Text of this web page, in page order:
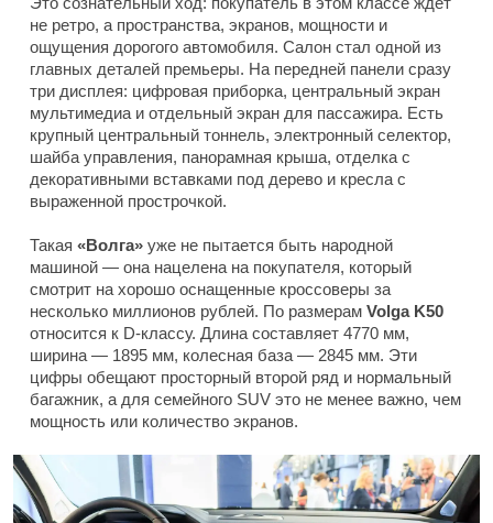
не ретро, а пространства, экранов, мощности и
ощущения дорогого автомобиля. Салон стал одной из
главных деталей премьеры. На передней панели сразу
три дисплея: цифровая приборка, центральный экран
мультимедиа и отдельный экран для пассажира. Есть
крупный центральный тоннель, электронный селектор,
шайба управления, панорамная крыша, отделка с
декоративными вставками под дерево и кресла с
выраженной прострочкой.
Такая «Волга» уже не пытается быть народной
машиной — она нацелена на покупателя, который
смотрит на хорошо оснащенные кроссоверы за
несколько миллионов рублей. По размерам Volga K50
относится к D-классу. Длина составляет 4770 мм,
ширина — 1895 мм, колесная база — 2845 мм. Эти
цифры обещают просторный второй ряд и нормальный
багажник, а для семейного SUV это не менее важно, чем
мощность или количество экранов.